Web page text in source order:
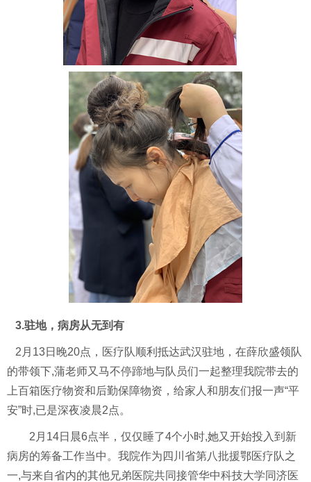
3.驻地，病房从无到有
2月13日晚20点，医疗队顺利抵达武汉驻地， 在薛欣盛领队
的带领下,蒲老师又马不停蹄地与队员们一起整理我院带去的
上百箱医疗物资和后勤保障物资，给家人和朋友们报一声“平
安”时,已是深夜凌晨2点。
2月14日晨6点半，仅仅睡了4个小时,她又开始投入到新
病房的筹备工作当中。 我院作为四川省第八批援鄂医疗队之
一,与来自省内的其他兄弟医院共同接管华中科技大学同济医